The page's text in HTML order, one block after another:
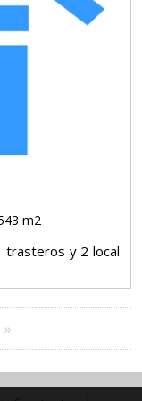
m2
trasteros y 2 local